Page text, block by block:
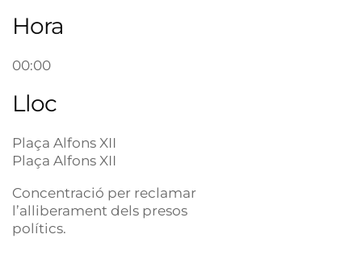
Hora
00:00
Lloc
Plaça Alfons XII
Plaça Alfons XII
Concentració per reclamar
l’alliberament dels presos
polítics.